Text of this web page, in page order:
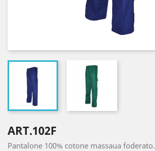
ART.102F
Pantalone 100% cotone massaua foderato.